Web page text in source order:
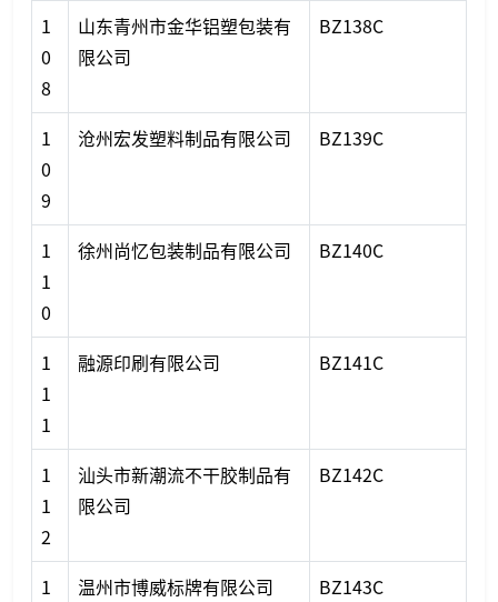
1
0
8
山东青州市金华铝塑包装有
限公司
BZ138C
1
0
9
沧州宏发塑料制品有限公司 BZ139C
1
1
0
徐州尚忆包装制品有限公司 BZ140C
1
1
1
融源印刷有限公司 BZ141C
1
1
2
汕头市新潮流不干胶制品有
限公司
BZ142C
1
温州市博威标牌有限公司 BZ143C